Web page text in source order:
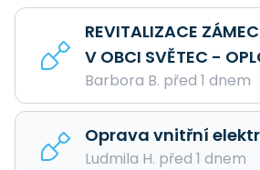
REVITALIZACE
V OBCI SVĚTEC -
Barbora B. před 1 dnem
Oprava vnitřní
Ludmila H. před 1 dnem